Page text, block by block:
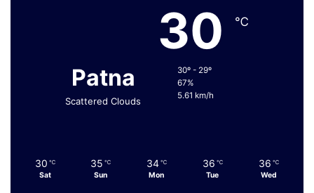
Patna
Scattered Clouds
30 ℃
30º - 29º
67%
5.61 km/h
30 ℃
Sat
35 ℃
Sun
34 ℃
Mon
36 ℃
Tue
36 ℃
Wed